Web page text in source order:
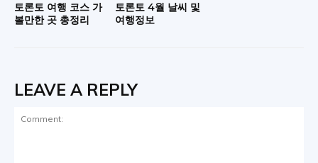
토론토 여행 코스 가
볼만한 곳 총정리
토론토 4월 날씨 및
여행정보
LEAVE A REPLY